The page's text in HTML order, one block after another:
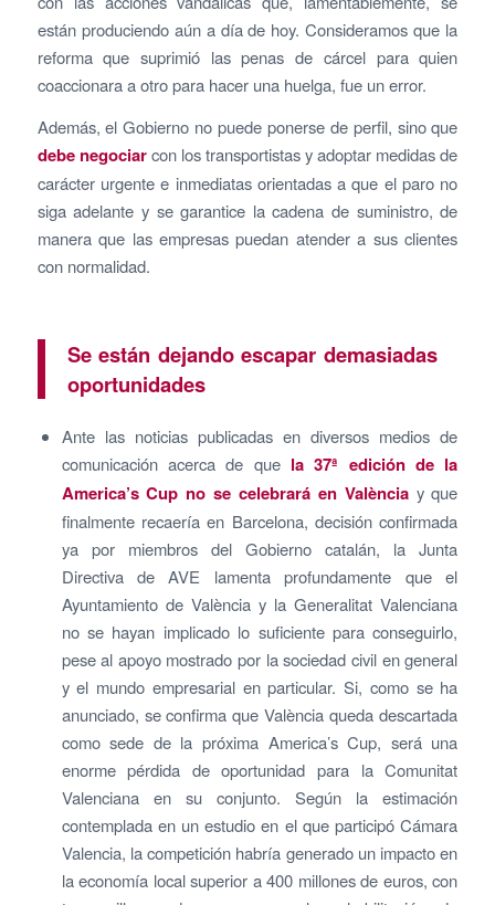
están produciendo aún a día de hoy. Consideramos que la
reforma que suprimió las penas de cárcel para quien
coaccionara a otro para hacer una huelga, fue un error.
Además, el Gobierno no puede ponerse de perfil, sino que
debe negociarcon los transportistas y adoptar medidas de
carácter urgente e inmediatas orientadas a que el paro no
siga adelante y se garantice la cadena de suministro, de
manera que las empresas puedan atender a sus clientes
con normalidad.
Se están dejando escapar demasiadas
oportunidades
Ante las noticias publicadas en diversos medios de
comunicación acerca de que la 37ª edición de la
America’s Cup no se celebrará en Valènciay que
finalmente recaería en Barcelona, decisión confirmada
ya por miembros del Gobierno catalán, la Junta
Directiva de AVE lamenta profundamente que el
Ayuntamiento de València y la Generalitat Valenciana
no se hayan implicado lo suficiente para conseguirlo,
pese al apoyo mostrado por la sociedad civil en general
y el mundo empresarial en particular. Si, como se ha
anunciado, se confirma que València queda descartada
como sede de la próxima America’s Cup, será una
enorme pérdida de oportunidad para la Comunitat
Valenciana en su conjunto. Según la estimación
contemplada en un estudio en el que participó Cámara
Valencia, la competición habría generado un impacto en
la economía local superior a 400 millones de euros, con